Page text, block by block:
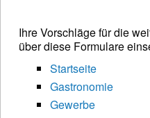
Ihre Vorschläge für die
über diese Formulare
Startseite
Gastronomie
Gewerbe